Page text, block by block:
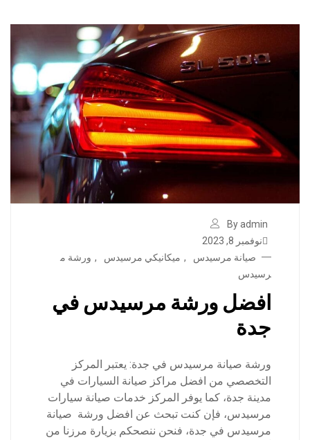
By admin
نوفمبر 8, 2023
صيانة مرسيدس
, ميكانيكي مرسيدس , ورشة م
رسيدس
افضل ورشة مرسيدس في
جدة
ورشة صيانة مرسيدس في جدة: يعتبر المركز
التخصصي من افضل مراكز صيانة السيارات في
مدينة جدة، كما يوفر المركز خدمات صيانة سيارات
مرسيدس، فإن كنت تبحث عن افضل ورشة صيانة
مرسيدس في جدة، فنحن ننصحكم بزيارة مرزنا من